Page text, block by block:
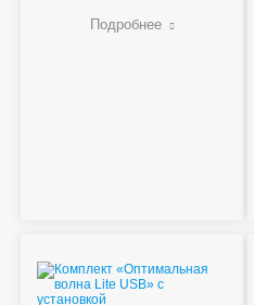
Подробнее